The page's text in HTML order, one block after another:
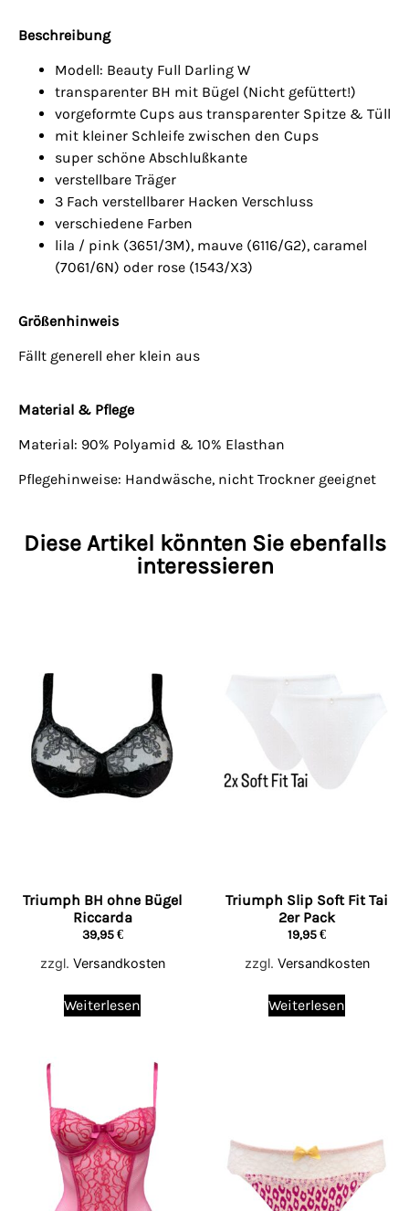
Beschreibung
Modell: Beauty Full Darling W
transparenter BH mit Bügel (Nicht gefüttert!)
vorgeformte Cups aus transparenter Spitze & Tüll
mit kleiner Schleife zwischen den Cups
super schöne Abschlußkante
verstellbare Träger
3 Fach verstellbarer Hacken Verschluss
verschiedene Farben
lila / pink (3651/3M), mauve (6116/G2), caramel
(7061/6N) oder rose (1543/X3)
Größenhinweis
Fällt generell eher klein aus
Material & Pflege
Material: 90% Polyamid & 10% Elasthan
Pflegehinweise: Handwäsche, nicht Trockner geeignet
Diese Artikel könnten Sie ebenfalls
interessieren
Triumph BH ohne Bügel
Riccarda
39,95€
zzgl. Versandkosten
Weiterlesen
Triumph Slip Soft Fit Tai
2er Pack
19,95€
zzgl. Versandkosten
Weiterlesen